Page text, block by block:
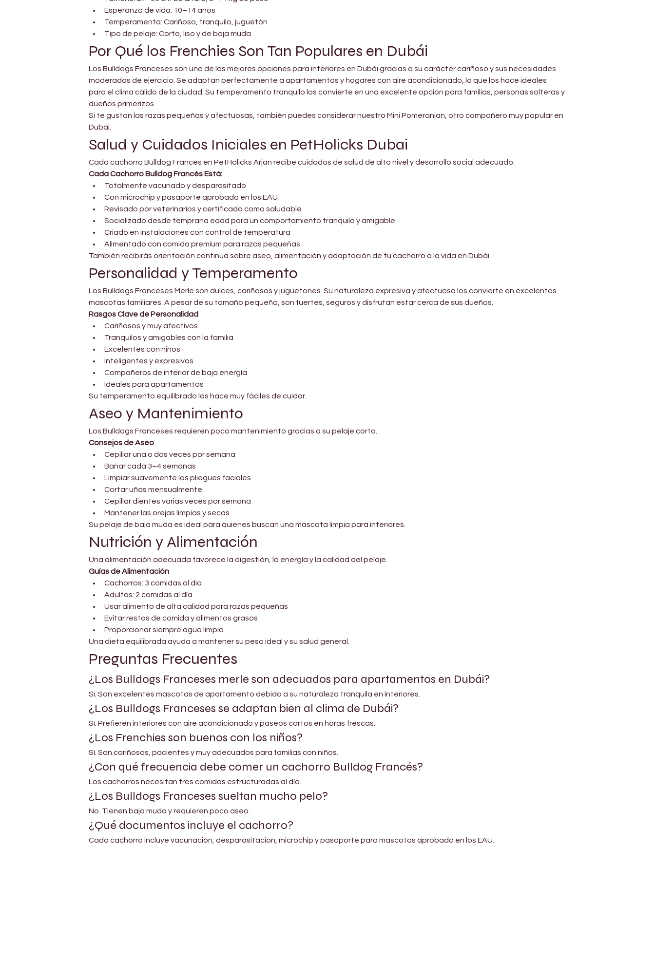
Esperanza de vida: 10–14 años
Temperamento: Cariñoso, tranquilo, juguetón
Tipo de pelaje: Corto, liso y de baja muda
Por Qué los Frenchies Son Tan Populares en Dubái
Los Bulldogs Franceses son una de las mejores opciones para interiores en Dubái gracias a su carácter cariñoso y sus necesidades
moderadas de ejercicio. Se adaptan perfectamente a apartamentos y hogares con aire acondicionado, lo que los hace ideales
para el clima cálido de la ciudad. Su temperamento tranquilo los convierte en una excelente opción para familias, personas solteras y
dueños primerizos.
Si te gustan las razas pequeñas y afectuosas, también puedes considerar nuestro Mini Pomeranian, otro compañero muy popular en
Dubái.
Salud y Cuidados Iniciales en PetHolicks Dubai
Cada cachorro Bulldog Francés en PetHolicks Arjan recibe cuidados de salud de alto nivel y desarrollo social adecuado.
Cada Cachorro Bulldog Francés Está:
Totalmente vacunado y desparasitado
Con microchip y pasaporte aprobado en los EAU
Revisado por veterinarios y certificado como saludable
Socializado desde temprana edad para un comportamiento tranquilo y amigable
Criado en instalaciones con control de temperatura
Alimentado con comida premium para razas pequeñas
También recibirás orientación continua sobre aseo, alimentación y adaptación de tu cachorro a la vida en Dubái.
Personalidad y Temperamento
Los Bulldogs Franceses Merle son dulces, cariñosos y juguetones. Su naturaleza expresiva y afectuosa los convierte en excelentes
mascotas familiares. A pesar de su tamaño pequeño, son fuertes, seguros y disfrutan estar cerca de sus dueños.
Rasgos Clave de Personalidad
Cariñosos y muy afectivos
Tranquilos y amigables con la familia
Excelentes con niños
Inteligentes y expresivos
Compañeros de interior de baja energía
Ideales para apartamentos
Su temperamento equilibrado los hace muy fáciles de cuidar.
Aseo y Mantenimiento
Los Bulldogs Franceses requieren poco mantenimiento gracias a su pelaje corto.
Consejos de Aseo
Cepillar una o dos veces por semana
Bañar cada 3–4 semanas
Limpiar suavemente los pliegues faciales
Cortar uñas mensualmente
Cepillar dientes varias veces por semana
Mantener las orejas limpias y secas
Su pelaje de baja muda es ideal para quienes buscan una mascota limpia para interiores.
Nutrición y Alimentación
Una alimentación adecuada favorece la digestión, la energía y la calidad del pelaje.
Guías de Alimentación
Cachorros: 3 comidas al día
Adultos: 2 comidas al día
Usar alimento de alta calidad para razas pequeñas
Evitar restos de comida y alimentos grasos
Proporcionar siempre agua limpia
Una dieta equilibrada ayuda a mantener su peso ideal y su salud general.
Preguntas Frecuentes
¿Los Bulldogs Franceses merle son adecuados para apartamentos en Dubái?
Sí. Son excelentes mascotas de apartamento debido a su naturaleza tranquila en interiores.
¿Los Bulldogs Franceses se adaptan bien al clima de Dubái?
Sí. Prefieren interiores con aire acondicionado y paseos cortos en horas frescas.
¿Los Frenchies son buenos con los niños?
Sí. Son cariñosos, pacientes y muy adecuados para familias con niños.
¿Con qué frecuencia debe comer un cachorro Bulldog Francés?
Los cachorros necesitan tres comidas estructuradas al día.
¿Los Bulldogs Franceses sueltan mucho pelo?
No. Tienen baja muda y requieren poco aseo.
¿Qué documentos incluye el cachorro?
Cada cachorro incluye vacunación, desparasitación, microchip y pasaporte para mascotas aprobado en los EAU.